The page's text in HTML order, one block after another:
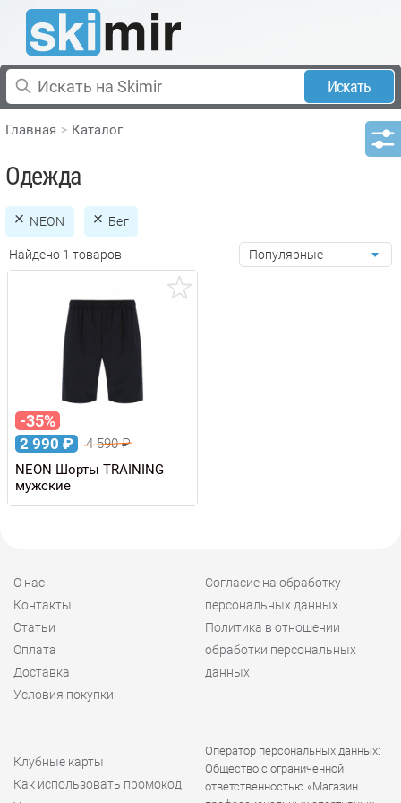
Искать
Главная Каталог
Одежда
NEON Бег
Найдено 1 товаров Популярные
-35%
2 990 ₽ 4 590₽
NEON Шорты TRAINING
мужские
О нас
Контакты
Статьи
Оплата
Доставка
Условия покупки
Согласие на обработку
персональных данных
Политика в отношении
обработки персональных
данных
Клубные карты
Как использовать промокод
Оператор персональных данных:
Общество с ограниченной
ответственностью «Магазин